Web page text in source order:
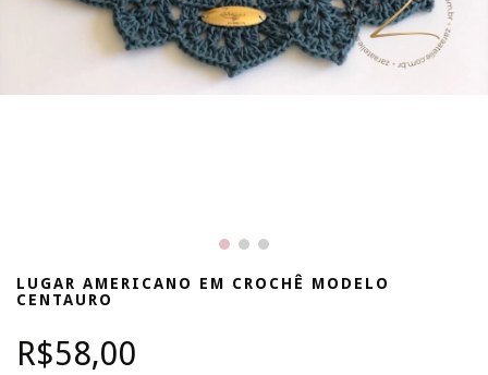
LUGAR AMERICANO EM CROCHÊ MODELO
CENTAURO
R$58,00